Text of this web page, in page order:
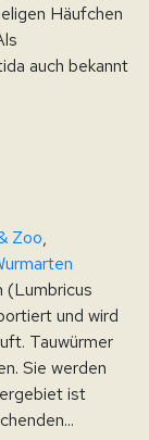
Häufchen
auch bekannt
Zoo,
(Lumbricus
und wird
Tauwürmer
Sie werden
ist